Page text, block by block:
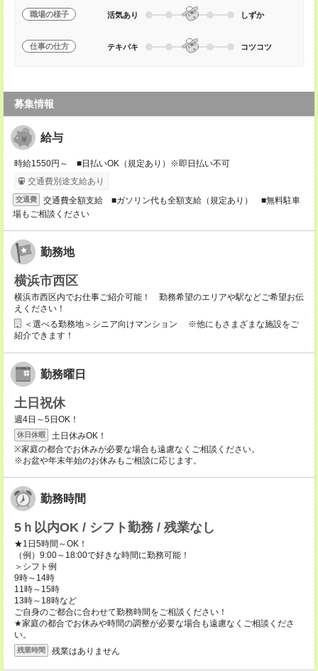
職場の様子 活気あり しずか
仕事の仕方 テキパキ コツコツ
募集情報
給与
時給1550円～ ■日払いOK（規定あり）※即日払い不可
交通費別途支給あり
交通費
交通費全額支給 ■ガソリン代も全額支給（規定あり） ■無料駐車
場もご相談ください
勤務地
横浜市西区
横浜市西区内でお仕事ご紹介可能！ 勤務希望のエリアや駅などご希望お伝
えください！
＜選べる勤務地＞シニア向けマンション ※他にもさまざまな施設をご
紹介できます！
勤務曜日
土日祝休
週4日～5日OK！
休日休暇
土日休みOK！
※家庭の都合でお休みが必要な場合も遠慮なくご相談ください。
※お盆や年末年始のお休みもご相談に応じます。
勤務時間
5ｈ以内OK / シフト勤務 / 残業なし
★1日5時間～OK！
（例）9:00～18:00で好きな時間に勤務可能！
＞シフト例
9時～14時
11時～15時
13時～18時など
ご自身のご都合に合わせて勤務時間をご相談ください！
★家庭の都合でお休みや時間の調整が必要な場合も遠慮なくご相談くださ
い。
残業時間 残業はありません